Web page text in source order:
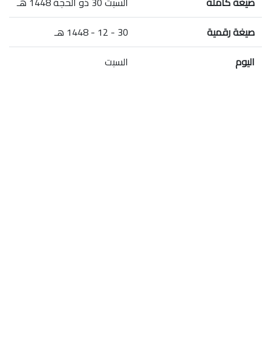
صيغة رقمية
30 - 12 - 1448 هـ
اليوم
السبت